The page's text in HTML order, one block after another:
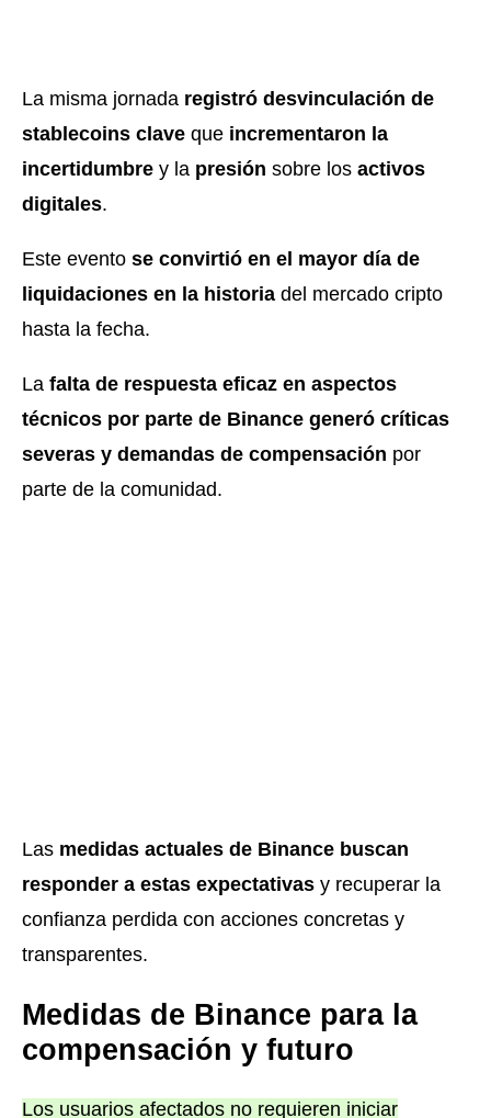
La misma jornada registró desvinculación de
stablecoins clave que incrementaron la
incertidumbre y la presión sobre los activos
digitales.
Este evento se convirtió en el mayor día de
liquidaciones en la historia del mercado cripto
hasta la fecha.
La falta de respuesta eficaz en aspectos
técnicos por parte de Binance generó críticas
severas y demandas de compensación por
parte de la comunidad.
Las medidas actuales de Binance buscan
responder a estas expectativas y recuperar la
confianza perdida con acciones concretas y
transparentes.
Medidas de Binance para la
compensación y futuro
Los usuarios afectados no requieren iniciar